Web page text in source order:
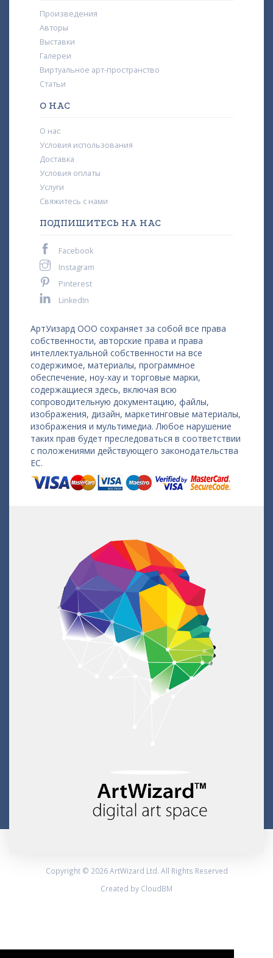
Произведения
Авторы
Выставки
Галереи
Виртуальное арт-пространство
Статьи
О НАС
О нас
Условия использования
Доставка
Условия оплаты
Услуги
Свяжитесь с нами
ПОДПИШИТЕСЬ НА НАС
Facebook
Instagram
Pinterest
LinkedIn
АртУизард ООО сохраняет за собой все права
собственности, авторские права и права
интеллектуальной собственности на все
содержимое, материалы, программное
обеспечение, ноу-хау и торговые марки,
содержащиеся здесь, включая всю
сопроводительную документацию, файлы,
изображения, дизайн, маркетинговые материалы,
изображения и мультимедиа. Любое нарушение
таких прав будет преследоваться в соответствии
с положениями действующего законодательства
ЕС.
Copyright © 2026 ArtWizard Ltd. All Rights Reserved
Created by CloudBM